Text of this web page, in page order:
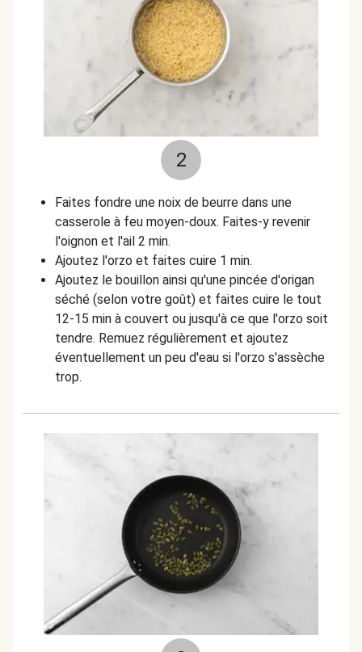
2
Faites fondre une noix de beurre dans une
casserole à feu moyen-doux. Faites-y revenir
l'oignon et l'ail 2 min.
Ajoutez l'orzo et faites cuire 1 min.
Ajoutez le bouillon ainsi qu'une pincée d'origan
séché (selon votre goût) et faites cuire le tout
12-15 min à couvert ou jusqu'à ce que l'orzo soit
tendre. Remuez régulièrement et ajoutez
éventuellement un peu d'eau si l'orzo s'assèche
trop.